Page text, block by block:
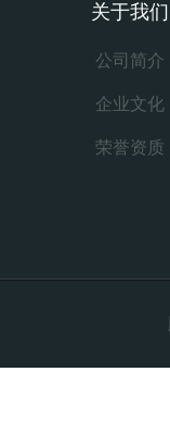
关于我们
公司简介
企业文化
荣誉资质